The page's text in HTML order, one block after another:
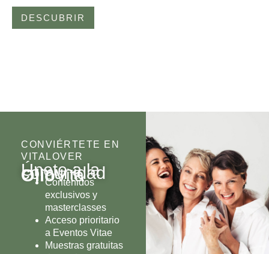
DESCUBRIR
CONVIÉRTETE EN
VITALOVER
Únete a la
comunidad
OlioVita
Contenidos
exclusivos y
masterclasses
Acceso prioritario
a Eventos Vitae
Muestras gratuitas